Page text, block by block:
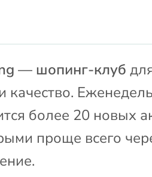
— шопинг-клуб
качество.
более 20 новых
проще всего